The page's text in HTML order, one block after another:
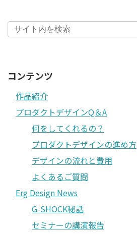
コンテンツ
作品紹介
プロダクトデザインQ＆A
何をしてくれるの？
プロダクトデザインの進め方
デザインの流れと費用
よくあるご質問
Erg Design News
G-SHOCK秘話
セミナーの講演報告